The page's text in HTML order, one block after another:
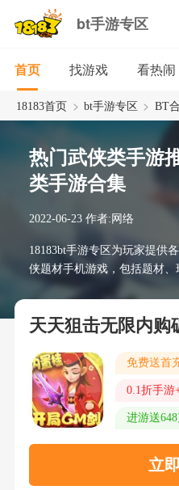
bt手游专区
首页 找游戏 看热闹
18183首页 > bt手游专区 > BT
热门武侠类手游
类手游合集
2022-06-23 作者:网络
18183bt手游专区为玩家提供
侠题材手机游戏，包括题材、
天天狙击无限内购
免费送首
0.1折手游
进游送
立